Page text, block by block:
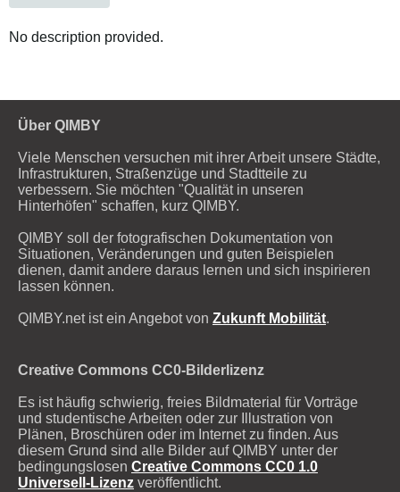
No description provided.
Über QIMBY
Viele Menschen versuchen mit ihrer Arbeit unsere Städte,
Infrastrukturen, Straßenzüge und Stadtteile zu
verbessern. Sie möchten "Qualität in unseren
Hinterhöfen" schaffen, kurz QIMBY.
QIMBY soll der fotografischen Dokumentation von
Situationen, Veränderungen und guten Beispielen
dienen, damit andere daraus lernen und sich inspirieren
lassen können.
QIMBY.net ist ein Angebot von Zukunft Mobilität.
Creative Commons CC0-Bilderlizenz
Es ist häufig schwierig, freies Bildmaterial für Vorträge
und studentische Arbeiten oder zur Illustration von
Plänen, Broschüren oder im Internet zu finden. Aus
diesem Grund sind alle Bilder auf QIMBY unter der
bedingungslosen Creative Commons CC0 1.0
Universell-Lizenz veröffentlicht.